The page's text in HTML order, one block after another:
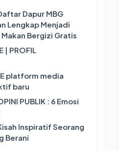
Dapur MBG
Lengkap Menjadi
Bergizi Gratis
| PROFIL
platform media
baru
PUBLIK : 6 Emosi
Inspiratif Seorang
Berani